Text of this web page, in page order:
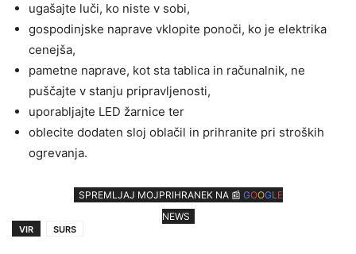
ugašajte luči, ko niste v sobi,
gospodinjske naprave vklopite ponoči, ko je elektrika
cenejša,
pametne naprave, kot sta tablica in računalnik, ne
puščajte v stanju pripravljenosti,
uporabljajte LED žarnice ter
oblecite dodaten sloj oblačil in prihranite pri stroških
ogrevanja.
SPREMLJAJ MOJPRIHRANEK NA 📰 GOOGL E
NEWS
VIR SURS